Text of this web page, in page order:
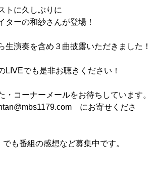
トに久しぶりに
ターの和紗さんが登場！
生演奏を含め３曲披露いただきました！
LIVEでも是非お聴きください！
・コーナーメールをお待ちしています。
にお寄せくださ
も番組の感想など募集中です。